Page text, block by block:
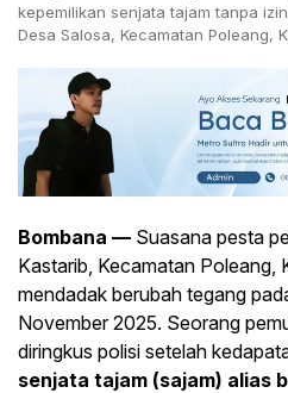
kepemilikan senjata tajam tanpa
Desa Salosa, Kecamatan Poleang,
Bombana — Suasana pesta
Kastarib, Kecamatan Poleang,
mendadak berubah tegang
November 2025. Seorang
diringkus polisi setelah
senjata tajam (sajam) alias